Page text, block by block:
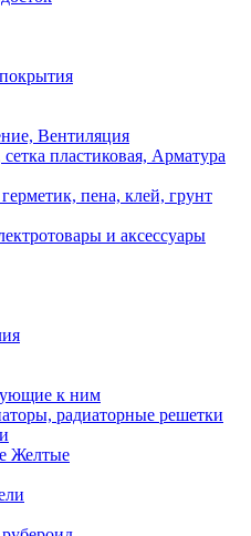
Вентиляция
пластиковая, Арматура
пена, клей, грунт
и аксессуары
к ним
радиаторные решетки
Желтые